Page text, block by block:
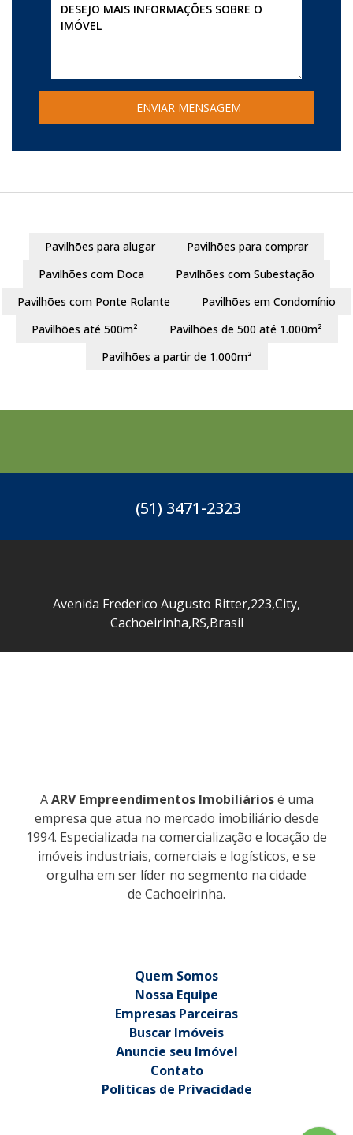
Pavilhões para alugar
Pavilhões para comprar
Pavilhões com Doca
Pavilhões com Subestação
Pavilhões com Ponte Rolante
Pavilhões em Condomínio
Pavilhões até 500m²
Pavilhões de 500 até 1.000m²
Pavilhões a partir de 1.000m²
(51) 3471-2323
Avenida Frederico Augusto Ritter,223,City,
Cachoeirinha,RS,Brasil
AARV Empreendimentos Imobiliáriosé uma
empresa que atua no mercado imobiliário desde
1994. Especializada na comercialização e locação de
imóveis industriais, comerciais e logísticos, e se
orgulha em ser líder no segmento na cidade
de Cachoeirinha.
Quem Somos
Nossa Equipe
Empresas Parceiras
Buscar Imóveis
Anuncie seu Imóvel
Contato
Políticas de Privacidade